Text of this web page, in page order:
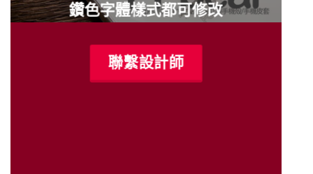
鑽色字體樣式都可修改
聯繫設計師